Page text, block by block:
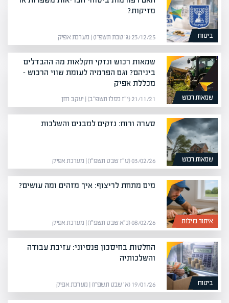
ביטוח
מזיקות?
23/12/25 (ג׳ טבת תשפ״ו) | מערכת אפיק
שמאות רכוש
שמאות רכוש ונזקי חקלאות מה ההבדלים
ביניהם? וגם הפרמיה לעומת שווי הרכוש –
מכללת אפיק
21/11/21 (י״ז כסלו תשפ״ב) | יעקב חזן
שמאות רכוש
סערה ורוח: נזקים למבנים והשלכות
03/02/26 (ט״ז שבט תשפ״ו) | מערכת אפיק
איתור נזילות
מים מתחת לריצוף: איך מזהים ומה עושים?
08/02/26 (כ״א שבט תשפ״ו) | מערכת אפיק
ביטוח
החלטות בחיסכון פנסיוני: עזיבת עבודה
והשלכותיה
19/01/26 (א׳ שבט תשפ״ו) | מערכת אפיק